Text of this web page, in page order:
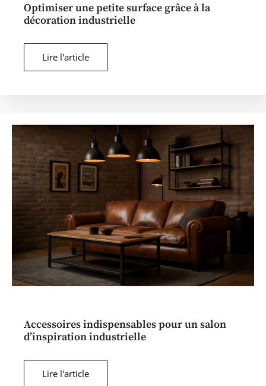
Optimiser une petite surface grâce à la
décoration industrielle
Lire l'article
Accessoires indispensables pour un salon
d’inspiration industrielle
Lire l'article